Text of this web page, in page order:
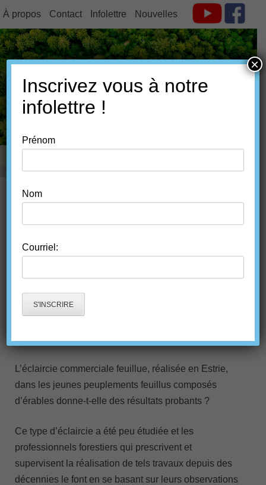
À propos Contact Infolettre Nouvelles
FORÊT ESTRIE
COMMERCIALE D’UNE
L’éclaircie commerciale feuillue, réalisée en Estrie,
dans les jeunes peuplements feuillus composés
d’érables donne-t-elle des résultats probants ?
Ce type d’éclaircie a été peu étudiée et les
professionnels forestiers qui prescrivent et
supervisent la réalisation de tels travaux depuis des
décennies le font en se basant sur leurs observations
Inscrivez vous à notre
infolettre !
Prénom
Nom
Courriel:
×